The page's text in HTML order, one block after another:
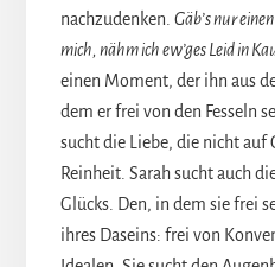
nachzudenken. Gäb’s nur
mich, nähm ich ew’ges Leid in
einen Moment, der ihn aus
dem er frei von den Fesseln
sucht die Liebe, die nicht auf
Reinheit. Sarah sucht auch
Glücks. Den, in dem sie frei
ihres Daseins: frei von